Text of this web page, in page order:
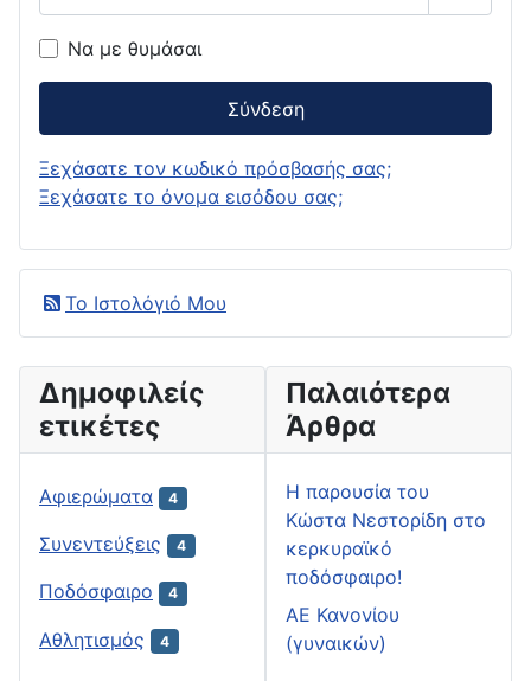
Να με θυμάσαι
Σύνδεση
Ξεχάσατε τον κωδικό πρόσβασής σας;
Ξεχάσατε το όνομα εισόδου σας;
Το Ιστολόγιό Μου
Δημοφιλείς
ετικέτες
Αφιερώματα 4
Συνεντεύξεις 4
Ποδόσφαιρο 4
Αθλητισμός 4
Παλαιότερα
Άρθρα
H παρουσία του
Κώστα Νεστορίδη στο
κερκυραϊκό
ποδόσφαιρο!
ΑΕ Κανονίου
(γυναικών)